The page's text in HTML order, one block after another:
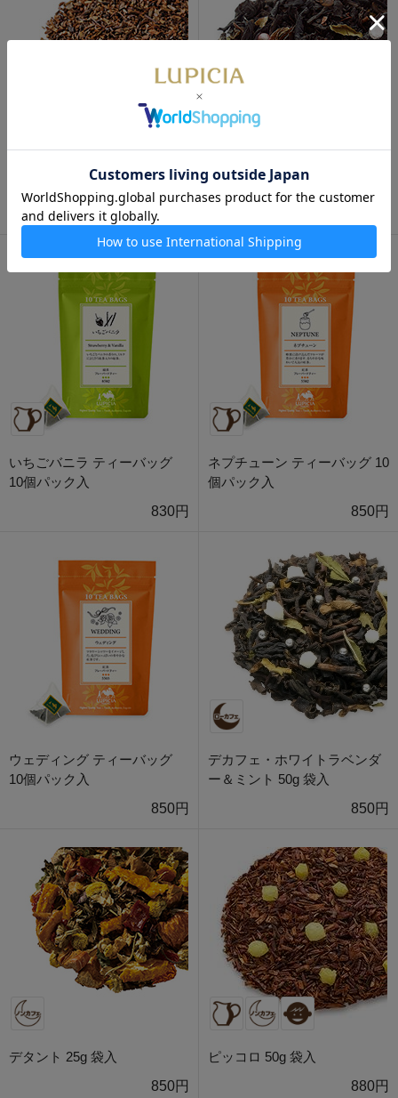
キャラメル＆ラム 50g 袋入
820円
ロゼ ロワイヤル 50g 袋入
いちごバニラ ティーバッグ
10個パック入
830円
ネプチューン ティーバッグ 10
個パック入
850円
ウェディング ティーバッグ
10個パック入
850円
デカフェ・ホワイトラベンダ
ー＆ミント 50g 袋入
850円
デタント 25g 袋入
850円
ピッコロ 50g 袋入
880円